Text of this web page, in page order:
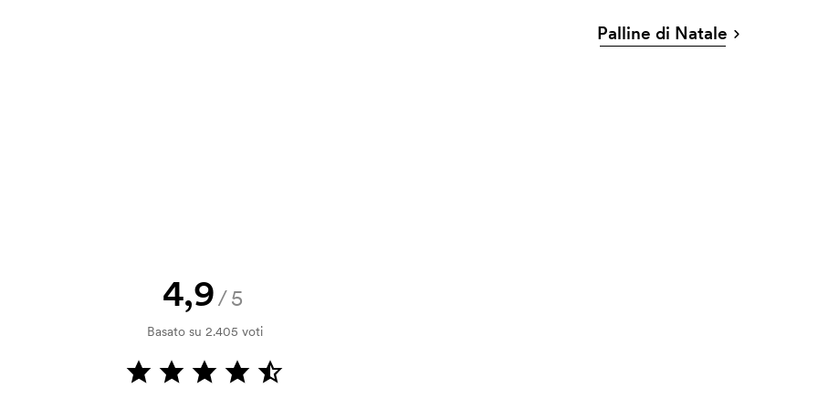
personalizzazione. Il costo iniziale
Questo costo si applica anche se
Palline di Natale
4,9/5
Basato su 2.405 voti